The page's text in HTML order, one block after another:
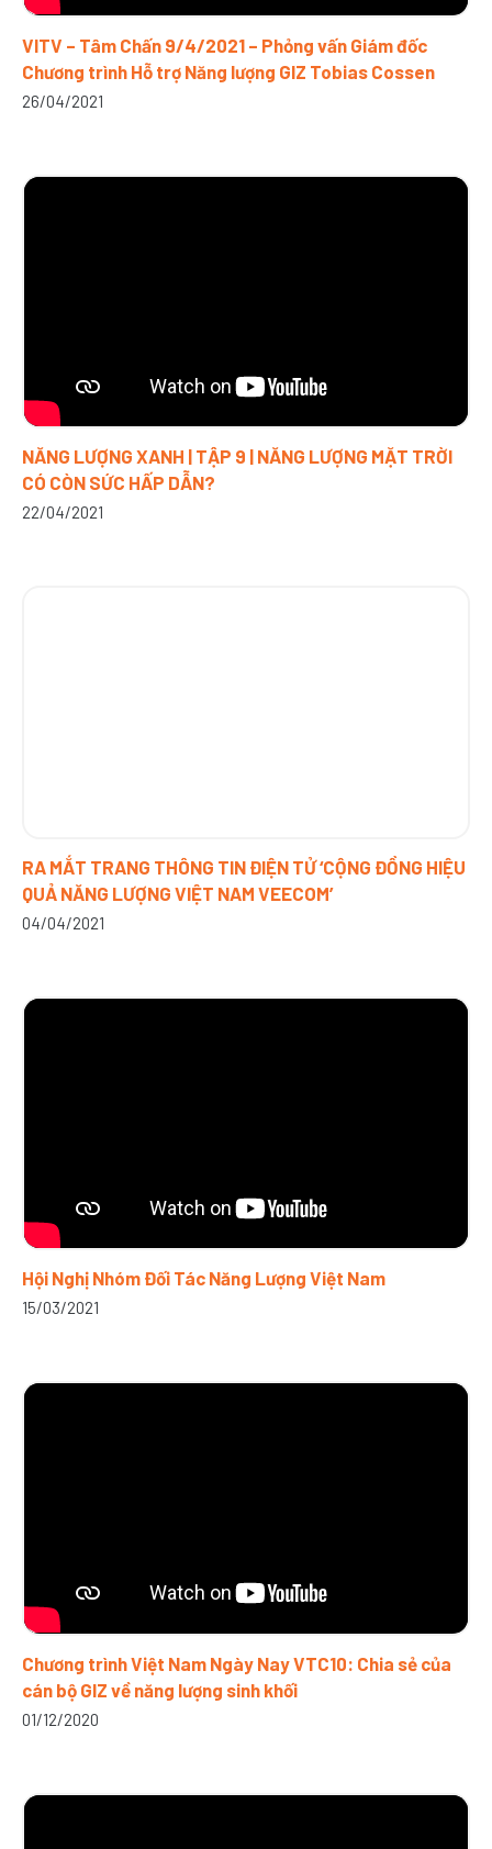
VITV – Tâm Chấn 9/4/2021 – Phỏng vấn Giám đốc
Chương trình Hỗ trợ Năng lượng GIZ Tobias Cossen
26/04/2021
NĂNG LƯỢNG XANH | TẬP 9 | NĂNG LƯỢNG MẶT TRỜI
CÓ CÒN SỨC HẤP DẪN?
22/04/2021
RA MẮT TRANG THÔNG TIN ĐIỆN TỬ ‘CỘNG ĐỒNG HIỆU
QUẢ NĂNG LƯỢNG VIỆT NAM VEECOM’
04/04/2021
Hội Nghị Nhóm Đối Tác Năng Lượng Việt Nam
15/03/2021
Chương trình Việt Nam Ngày Nay VTC10: Chia sẻ của
cán bộ GIZ về năng lượng sinh khối
01/12/2020